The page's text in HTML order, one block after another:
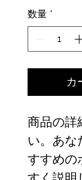
数量 *
カ
商品の詳
い。あな
すすめの